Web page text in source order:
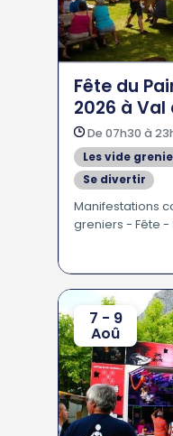
Fête du
2026 à Val
De 07h30 à
Les vide
Se divertir
En Famille -
Manifestations
greniers - Fête -
7 - 9
Aoû